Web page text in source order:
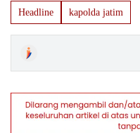
Headline kapolda jatim